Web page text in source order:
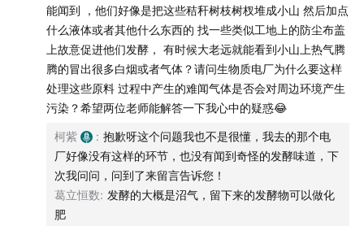
长柄扁桃
能闻到 ，他们好像是把这些秸秆树枝树杈堆成小山 然后加点
什么液体或者其他什么东西的 找一些类似工地上的防尘布盖
上故意促进他们发酵， 有时候大老远就能看到小山上热气腾
腾的冒出很多白烟或者气体？请问生物质电厂为什么要这样
处理这些原料 过程中产生的难闻气体是否会对周边环境产生
污染？希望两位老师能解答一下我心中的疑惑😂
柯紫 : 抱歉呀这个问题我也不是很懂，我去的那个电
厂好像没有这样的环节，也没有闻到奇怪的发酵味道，下
次我问问，问到了来留言告诉您！
葛立恒数: 发酵的大概是沼气，留下来的发酵物可以做化
肥